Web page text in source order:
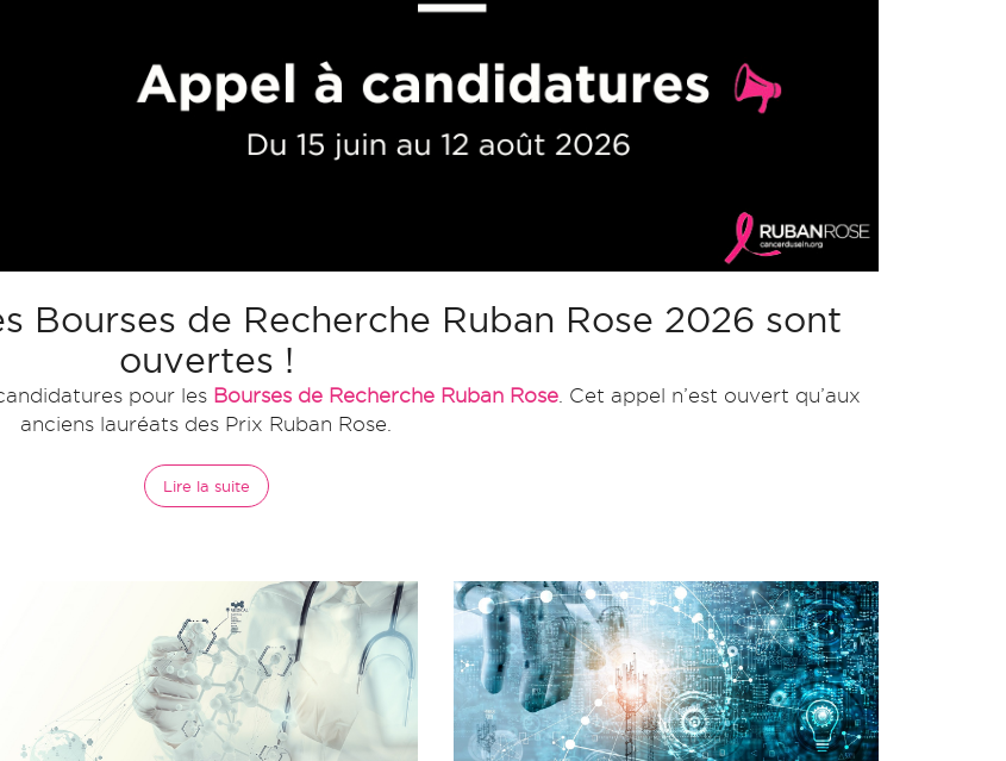
Bourses de Recherche Ruban Rose 2026 sont
ouvertes !
pour les Bourses de Recherche Ruban Rose . Cet appel n’est ouvert qu’aux
anciens lauréats des Prix Ruban Rose.
Lire la suite